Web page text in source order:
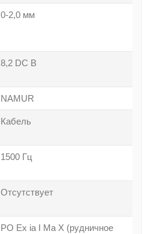
0-2,0 мм
8,2 DC В
NAMUR
Кабель
1500 Гц
Отсутствует
PO Ex ia I Ma X (рудничное